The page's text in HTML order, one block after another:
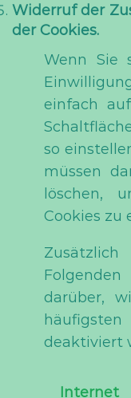
Widerruf der
der Cookies.
Wenn Sie
einfach
so
müssen
löschen,
Cookies zu
darüber,
deaktiviert
Internet